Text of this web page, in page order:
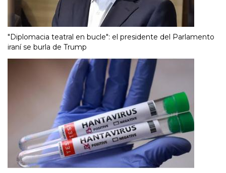
"Diplomacia teatral en bucle": el presidente del Parlamento
iraní se burla de Trump